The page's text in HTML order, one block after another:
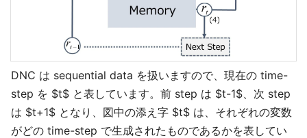
DNC は sequential data を扱いますので、現在の time-
step を $t$ と表しています。前 step は $t-1$、次 step
は $t+1$ となり、図中の添え字 $t$ は、それぞれの変数
がどの time-step で生成されたものであるかを表してい